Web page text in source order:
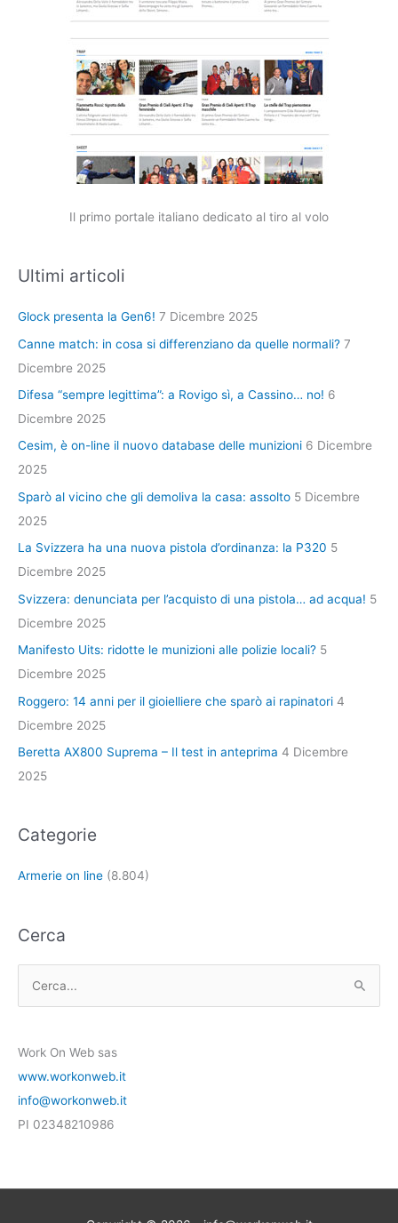
Il primo portale italiano dedicato al tiro al volo
Ultimi articoli
Glock presenta la Gen6! 7 Dicembre 2025
Canne match: in cosa si differenziano da quelle normali? 7
Dicembre 2025
Difesa “sempre legittima”: a Rovigo sì, a Cassino… no! 6
Dicembre 2025
Cesim, è on-line il nuovo database delle munizioni 6 Dicembre
2025
Sparò al vicino che gli demoliva la casa: assolto 5 Dicembre
2025
La Svizzera ha una nuova pistola d’ordinanza: la P320 5
Dicembre 2025
Svizzera: denunciata per l’acquisto di una pistola… ad acqua! 5
Dicembre 2025
Manifesto Uits: ridotte le munizioni alle polizie locali? 5
Dicembre 2025
Roggero: 14 anni per il gioielliere che sparò ai rapinatori 4
Dicembre 2025
Beretta AX800 Suprema – Il test in anteprima 4 Dicembre
2025
Categorie
Armerie on line (8.804)
Cerca
c
a
:
Work On Web sas
www.workonweb.it
info@workonweb.it
PI 02348210986